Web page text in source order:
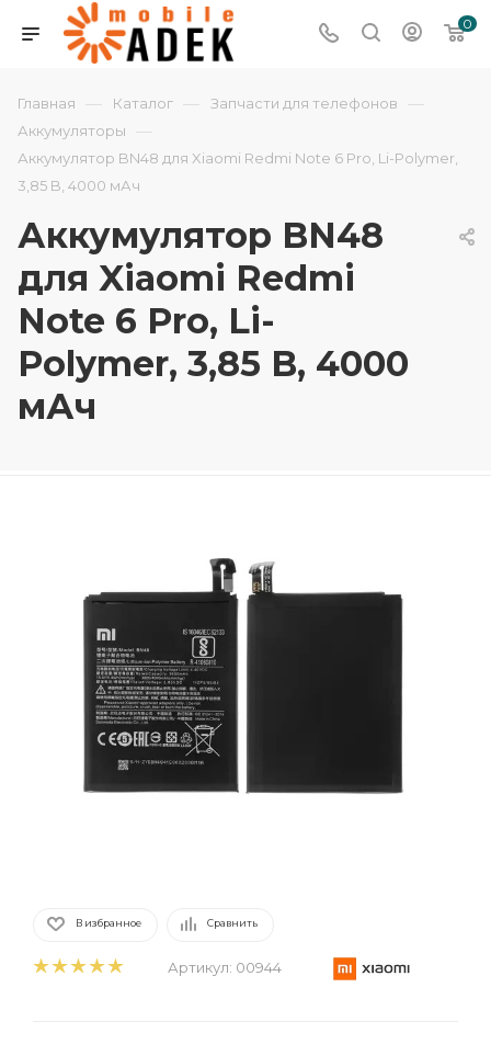
0
Главная — Каталог — Запчасти для телефонов —
Аккумуляторы —
Аккумулятор BN48 для Xiaomi Redmi Note 6 Pro, Li-Polymer,
3,85 B, 4000 мАч
Аккумулятор BN48
для Xiaomi Redmi
Note 6 Pro, Li-
Polymer, 3,85 B, 4000
мАч
В избранное Сравнить
Артикул: 00944